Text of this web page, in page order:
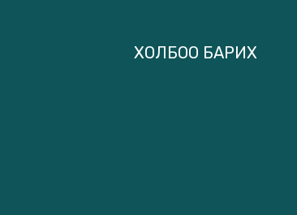
ХОЛБОО БАРИХ